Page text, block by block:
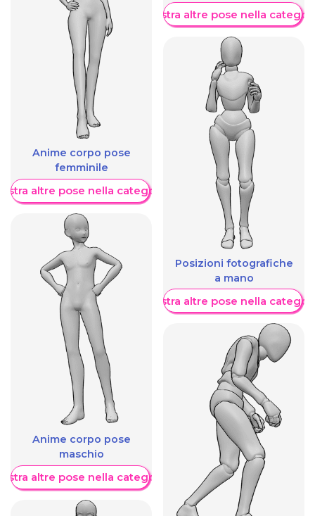
Anime corpo pose
femminile
altre pose nella categoria
Anime corpo pose
maschio
altre pose nella categoria
Mostra altre pose nella
Posizioni fotografiche
a mano
Mostra altre pose nella